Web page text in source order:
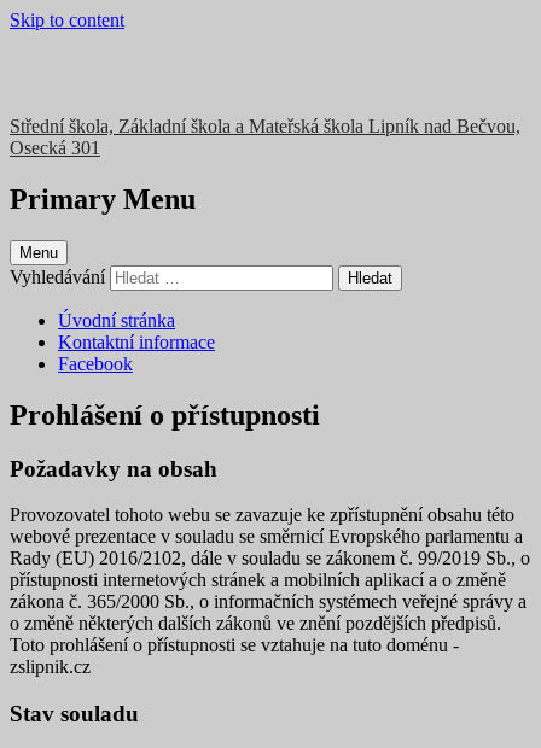
Skip to content
Střední škola, Základní škola a Mateřská škola Lipník nad Bečvou,
Osecká 301
Primary Menu
Menu
Vyhledávání
Úvodní stránka
Kontaktní informace
Facebook
Prohlášení o přístupnosti
Požadavky na obsah
Provozovatel tohoto webu se zavazuje ke zpřístupnění obsahu této
webové prezentace v souladu se směrnicí Evropského parlamentu a
Rady (EU) 2016/2102, dále v souladu se zákonem č. 99/2019 Sb., o
přístupnosti internetových stránek a mobilních aplikací a o změně
zákona č. 365/2000 Sb., o informačních systémech veřejné správy a
o změně některých dalších zákonů ve znění pozdějších předpisů.
Toto prohlášení o přístupnosti se vztahuje na tuto doménu -
zslipnik.cz
Stav souladu